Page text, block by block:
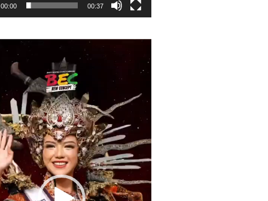
00:00 00:37